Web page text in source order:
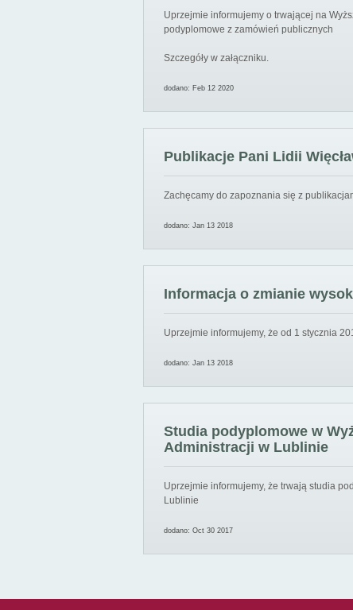
Uprzejmie informujemy o trwającej na
podyplomowe z zamówień publicznych
Szczegóły w załączniku.
dodano: Feb 12 2020
Publikacje Pani Lidii
Zachęcamy do zapoznania się z
dodano: Jan 13 2018
Informacja o zmianie
Uprzejmie informujemy, że od 1 stycznia
dodano: Jan 13 2018
Studia podyplomowe w
Administracji w Lublinie
Uprzejmie informujemy, że trwają studia
Lublinie
dodano: Oct 30 2017